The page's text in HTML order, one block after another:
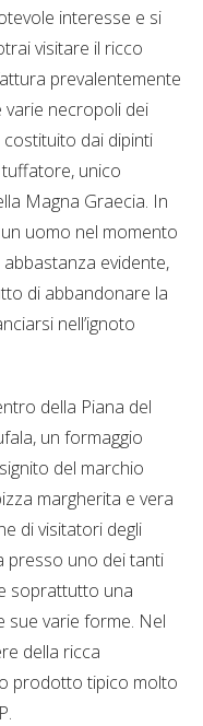
interesse e si
visitare il ricco
prevalentemente
varie necropoli dei
dai dipinti
unico
Magna Graecia. In
uomo nel momento
evidente,
di abbandonare la
nell’ignoto
della Piana del
un formaggio
del marchio
margherita e vera
di visitatori degli
presso uno dei tanti
soprattutto una
sue varie forme. Nel
della ricca
prodotto tipico molto